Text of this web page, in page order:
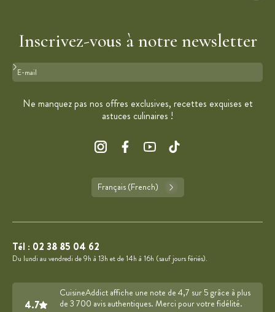
Inscrivez-vous à notre newsletter
Format : adresse@email.com
Ne manquez pas nos offres exclusives, recettes exquises et
astuces culinaires !
Français (French)
Tél : 02 38 85 04 62
Du lundi au vendredi de 9h à 13h et de 14h à 16h (sauf jours fériés).
4.7
CuisineAddict affiche une note de 4,7 sur 5 grâce à plus
de 3 700 avis authentiques. Merci pour votre fidélité.